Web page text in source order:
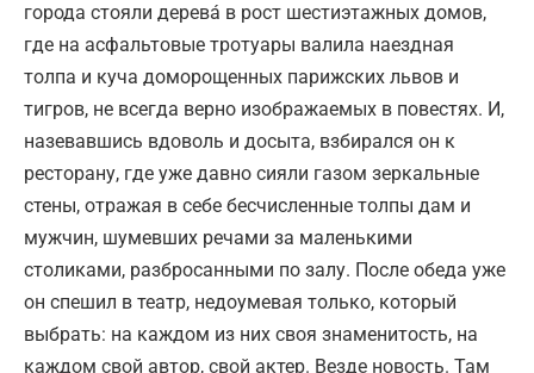
города стояли дерева́ в рост шестиэтажных домов,
где на асфальтовые тротуары валила наездная
толпа и куча доморощенных парижских львов и
тигров, не всегда верно изображаемых в повестях. И,
назевавшись вдоволь и досыта, взбирался он к
ресторану, где уже давно сияли газом зеркальные
стены, отражая в себе бесчисленные толпы дам и
мужчин, шумевших речами за маленькими
столиками, разбросанными по залу. После обеда уже
он спешил в театр, недоумевая только, который
выбрать: на каждом из них своя знаменитость, на
каждом свой автор, свой актер. Везде новость. Там